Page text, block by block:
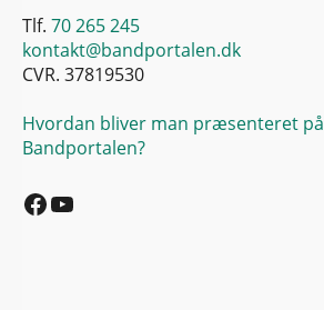
Tlf. 70 265 245
kontakt@bandportalen.dk
CVR. 37819530
Hvordan bliver man præsenteret på
Bandportalen?
Facebook